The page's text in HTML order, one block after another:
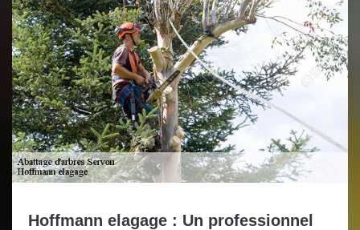
Hoffmann elagage : Un professionnel